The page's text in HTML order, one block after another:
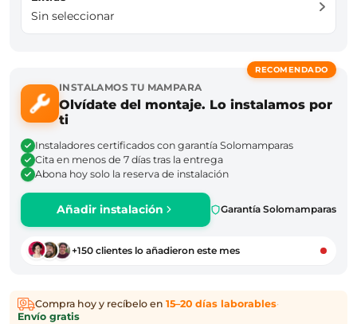
Sin seleccionar
RECOMENDADO
INSTALAMOS TU MAMPARA
Olvídate del montaje. Lo instalamos por
ti
Instaladores certificados con garantía Solomamparas
Cita en menos de 7 días tras la entrega
Abona hoy solo la reserva de instalación
Añadir instalación Garantía Solomamparas
+150 clientes lo añadieron este mes
Compra hoy y recíbelo en 15–20 días laborables·
Envío gratis